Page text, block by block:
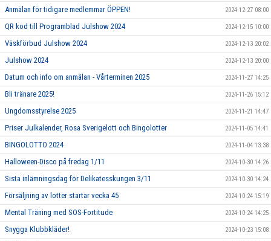
Anmälan för tidigare medlemmar ÖPPEN! 2024-12-27 08:00
QR kod till Programblad Julshow 2024 2024-12-15 10:00
Väskförbud Julshow 2024 2024-12-13 20:02
Julshow 2024 2024-12-13 20:00
Datum och info om anmälan - Vårterminen 2025 2024-11-27 14:25
Bli tränare 2025! 2024-11-26 15:12
Ungdomsstyrelse 2025 2024-11-21 14:47
Priser Julkalender, Rosa Sverigelott och Bingolotter 2024-11-05 14:41
BINGOLOTTO 2024 2024-11-04 13:38
Halloween-Disco på fredag 1/11 2024-10-30 14:26
Sista inlämningsdag för Delikatesskungen 3/11 2024-10-30 14:24
Försäljning av lotter startar vecka 45 2024-10-24 15:19
Mental Träning med SOS-Fortitude 2024-10-24 14:25
Snygga Klubbkläder! 2024-10-23 15:08